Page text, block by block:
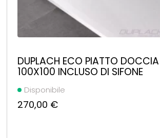
DUPLACH ECO PIATTO DOCCIA
100X100 INCLUSO DI SIFONE
Disponibile
270,00 €